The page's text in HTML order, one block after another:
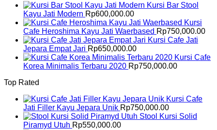
Kursi Bar Stool
Kayu Jati Modern Rp600,000.00
Kursi
Cafe Heroshima Kayu Jati Waerbased Rp750,000.00
Kursi Cafe Jati
Jepara Empat Jari Rp650,000.00
Kursi Cafe
Korea Minimalis Terbaru 2020 Rp750,000.00
Top Rated
Kursi Cafe
Jati Filler Kayu Jepara Unik Rp750,000.00
Stool Kursi Solid
Piramyd Utuh Rp550,000.00